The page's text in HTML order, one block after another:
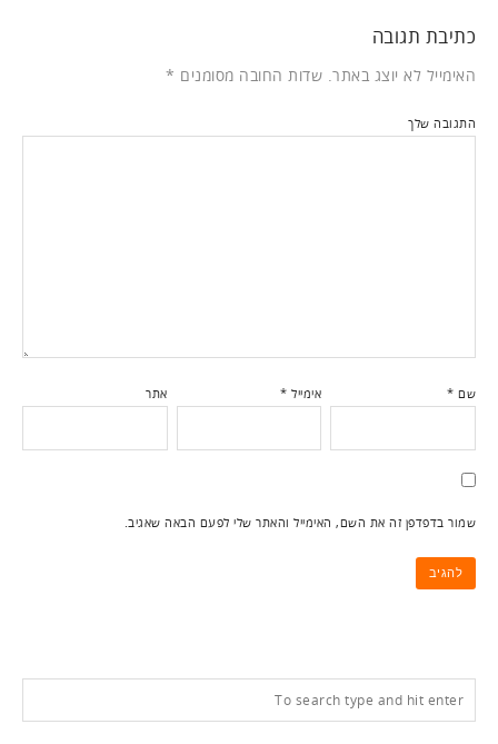
כתיבת תגובה
האימייל לא יוצג באתר. שדות החובה מסומנים *
התגובה שלך
שם * אימייל * אתר
שמור בדפדפן זה את השם, האימייל והאתר שלי לפעם הבאה שאגיב.